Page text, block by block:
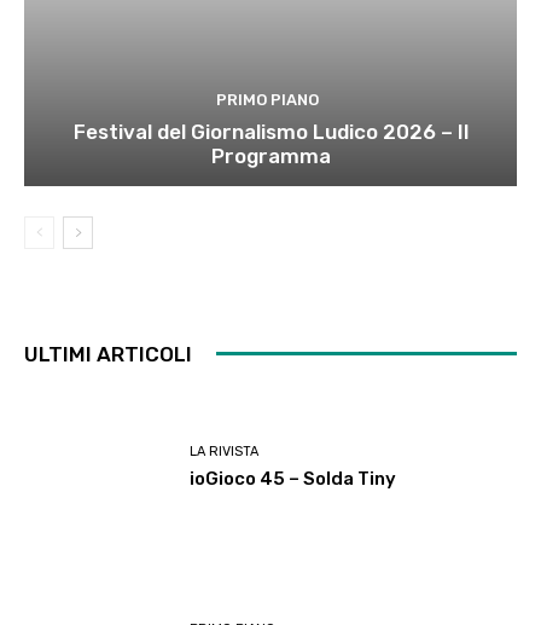
PRIMO PIANO
Festival del Giornalismo Ludico 2026 – Il
Programma
ULTIMI ARTICOLI
LA RIVISTA
ioGioco 45 – Solda Tiny